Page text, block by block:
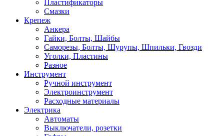
Пластификаторы
Смазки
Крепеж
Анкера
Гайки, Болты, Шайбы
Саморезы, Болты, Шурупы, Шпильки, Гвозди
Уголки, Пластины
Разное
Инструмент
Ручной инструмент
Электроинструмент
Расходные материалы
Электрика
Автоматы
Выключатели, розетки